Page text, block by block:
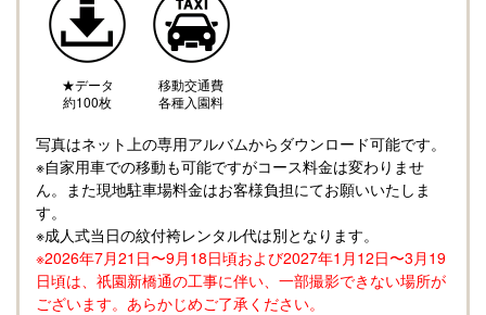
★​データ
​約100枚
移動交通費
各種入園料
写真はネット上の専用アルバムからダウンロード可能です。
※自家用車での移動も可能ですがコース料金は変わりませ
ん。また現地駐車場料金はお客様負担にてお願いいたしま
す。
※​成人式当日の紋付袴レンタル代は別となります。
※2026年7月21日〜9月18日頃および2027年1月12日〜3月19
日頃は、祇園新橋通の工事に伴い、一部撮影できない場所が
ございます。あらかじめご了承ください。